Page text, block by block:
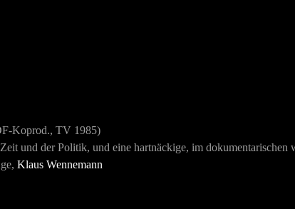
Koprod., TV 1985)
und der Politik, und eine hartnäckige, im dokumentarischen
Klaus Wennemann